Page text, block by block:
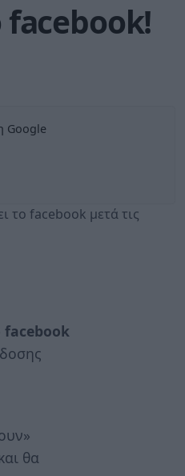
facebook!
Google
το facebook μετά τις
facebook
θα